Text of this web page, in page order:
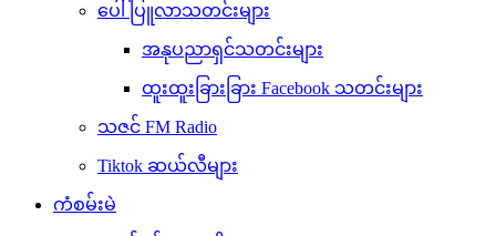
ပေါ်ပြူလာသတင်းများ
အနုပညာရှင်သတင်းများ
ထူးထူးခြားခြား Facebook သတင်းများ
သဇင် FM Radio
Tiktok ဆယ်လီများ
ကံစမ်းမဲ